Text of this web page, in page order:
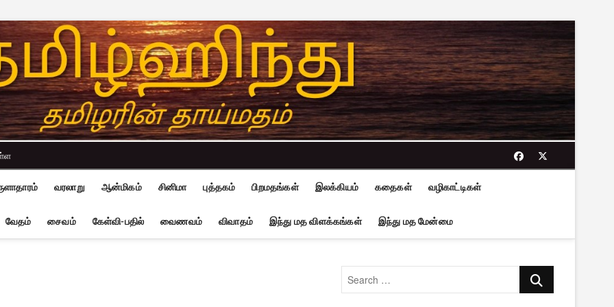
facebook
twitter
வரலாறு ஆன்மிகம் சினிமா புத்தகம் பிறமதங்கள் இலக்கியம் கதைகள் வழிகாட்டிகள்
வேதம் சைவம் கேள்வி-பதில் வைணவம் விவாதம் இந்து மத விளக்கங்கள் இந்து மத மேன்மை
Search